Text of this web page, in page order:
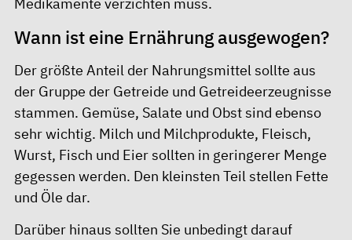
Wann ist eine Ernährung ausgewogen?
Der größte Anteil der Nahrungsmittel sollte aus
der Gruppe der Getreide und Getreideerzeugnisse
stammen. Gemüse, Salate und Obst sind ebenso
sehr wichtig. Milch und Milchprodukte, Fleisch,
Wurst, Fisch und Eier sollten in geringerer Menge
gegessen werden. Den kleinsten Teil stellen Fette
und Öle dar.
Darüber hinaus sollten Sie unbedingt darauf